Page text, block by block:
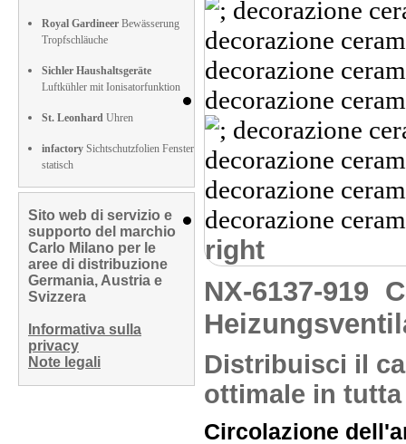
Royal Gardineer Bewässerung
Tropfschläuche
Sichler Haushaltsgeräte
Luftkühler mit Ionisatorfunktion
St. Leonhard Uhren
infactory Sichtschutzfolien Fenster
statisch
Sito web di servizio e
supporto del marchio
Carlo Milano per le
aree di distribuzione
Germania, Austria e
Svizzera
Informativa sulla
privacy
Note legali
right
NX-6137-919
Distribuisci il
ottimale in
Circolazione